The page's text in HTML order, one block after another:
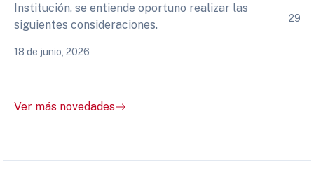
Institución, se entiende oportuno realizar las
siguientes consideraciones.
18 de junio, 2026
29
Ver más novedades